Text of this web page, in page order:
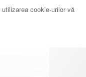
cookie-urilor vă